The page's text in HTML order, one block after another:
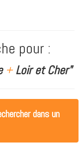
pour :
+Loir et Cher"
dans un